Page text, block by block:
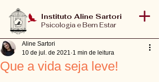
Instituto Aline Sartori
Psicologia e Bem Estar
Que a vida seja leve!
Aline Sartori
10 de jul. de 2021 1 min de leitura